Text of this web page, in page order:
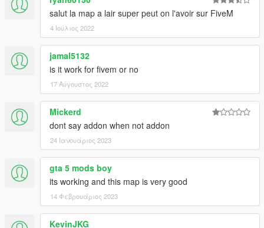
salut la map a lair super peut on l'avoir sur FiveM
4 Ιούλιος 2022
jamal5132
is it work for fivem or no
17 Αύγουστος 2022
Mickerd
dont say addon when not addon
24 Ιανουάριος 2023
gta 5 mods boy
its working and this map is very good
14 Φεβρουάριος 2023
KevinJKG